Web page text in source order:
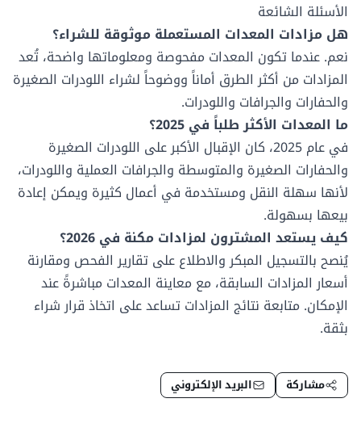
الأسئلة الشائعة
هل مزادات المعدات المستعملة موثوقة للشراء؟
نعم. عندما تكون المعدات مفحوصة ومعلوماتها واضحة، تُعد
المزادات من أكثر الطرق أماناً ووضوحاً لشراء اللودرات الصغيرة
والحفارات والجرافات واللودرات.
ما المعدات الأكثر طلباً في 2025؟
في عام 2025، كان الإقبال الأكبر على اللودرات الصغيرة
والحفارات الصغيرة والمتوسطة والجرافات العملية واللودرات،
لأنها سهلة النقل ومستخدمة في أعمال كثيرة ويمكن إعادة
بيعها بسهولة.
كيف يستعد المشترون لمزادات مكنة في 2026؟
يُنصح بالتسجيل المبكر والاطلاع على تقارير الفحص ومقارنة
أسعار المزادات السابقة، مع معاينة المعدات مباشرةً عند
الإمكان. متابعة نتائج المزادات تساعد على اتخاذ قرار شراء
بثقة.
مشاركة البريد الإلكتروني